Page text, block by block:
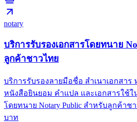
notary
บริการรับรองเอกสารโดยทนาย
ลูกค้าชาวไทย
บริการรับรองลายมือชื่อ สำเนาเอกสา
หนังสือยินยอม คำแปล และเอกสารใช้ใ
โดยทนาย Notary Public สำหรับลูกค้าช
บาท